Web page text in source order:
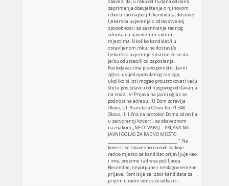
obavezi da, u roku od 15 dana od dana
zaprimanja obavještenja o njihovom
izboru kao najboljih kandidata, dostave
ljekarska uvjerenja o zdravstvenoj
sposobnosti za zasnivanje radnog
odnosa na navedenim radnim
mjestima. Ukoliko kandidat/i u
ostavljenom roku, ne dostavi/e
ljekarsko uvjerenje smatrat će se da
je/su odustao/li od zaposlenja.
Poslodavac ima pravo poništiti Javni
oglas, usljed opravdanog razloga,
ukoliko bi isti mogao prouzrokovati veću
štetu poslodavcu od njegovog održavanja
na snazi. VI Prijava na javni oglas se
podnosi na adresu: JU Dom zdravlja
Olovo, UI. Branilaca Olova bb, 71 340
Olovo, ili lično na protokol Doma zdravlja
u zatvorenoj koverti, sa obaveznom
naznakom „NE OTVARAJ – PRIJAVA NA
JAVNI OGLAS ZA RADNO MJESTO
__________________________________ “. Na
koverti se obavezno navodi za koje
radno mjesto se kandidat prijavljuje kao
i ime, prezime i adresa pošiljaoca.
Neuredne, nepotpune i neblagovremene
prijave, Komisija za izbor kandidata za
prijem u radni odnos će odbaciti.